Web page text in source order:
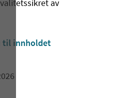
av
til innholdet